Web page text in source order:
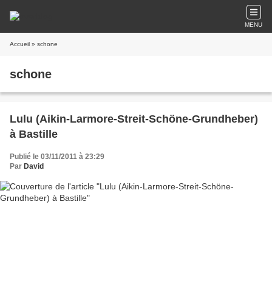
MENU
Accueil » schone
schone
Lulu (Aikin-Larmore-Streit-Schöne-Grundheber)
à Bastille
Publié le 03/11/2011 à 23:29
Par David